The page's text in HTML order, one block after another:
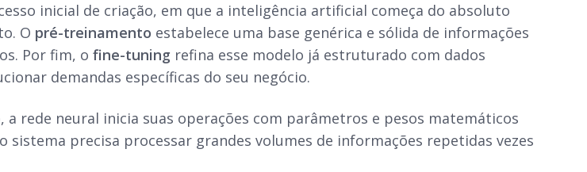
inicial de criação, em que a inteligência artificial começa do absoluto
O pré-treinamento estabelece uma base genérica e sólida de informações
Por fim, o fine-tuning refina esse modelo já estruturado com dados
demandas específicas do seu negócio.
rede neural inicia suas operações com parâmetros e pesos matemáticos
precisa processar grandes volumes de informações repetidas vezes